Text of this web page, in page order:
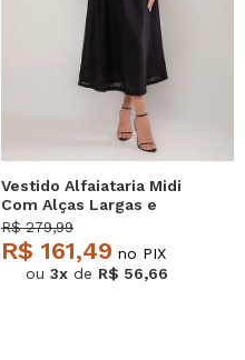
Vestido Alfaiataria Midi
Com Alças Largas e
Amarração Preto
Salvatore
R$ 279,99
R$ 161,49 no PIX
ou 3x de R$ 56,66